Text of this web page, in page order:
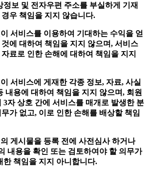
정보 및 전자우편 주소를 부실하게 기재
우 책임을 지지 않습니다.
서비스를 이용하여 기대하는 수익을 얻
에 대하여 책임을 지지 않으며, 서비스
료로 인한 손해에 대하여 책임을 지지
서비스에 게재한 각종 정보, 자료, 사실
내용에 대하여 책임을 지지 않으며, 회원
3자 상호 간에 서비스를 매개로 발생한 분
가 없고, 이로 인한 손해를 배상할 책임
게시물을 등록 전에 사전심사 하거나
내용을 확인 또는 검토하여야 할 의무가
한 책임을 지지 아니합니다.